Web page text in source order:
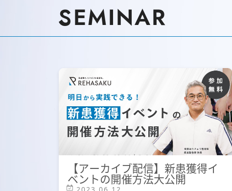
SEMINAR
【アーカイブ配信】新患獲得イ
ベントの開催方法大公開